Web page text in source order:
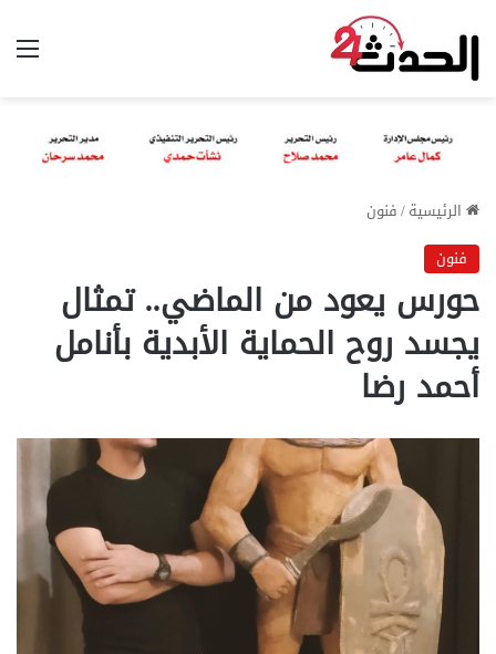
الرئيسية/فنون
فنون
حورس يعود من الماضي.. تمثال
يجسد روح الحماية الأبدية بأنامل
أحمد رضا